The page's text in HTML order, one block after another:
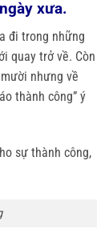
xưa.
đi trong những
quay trở về. Còn
nhưng về
thành công” ý
sự thành công,